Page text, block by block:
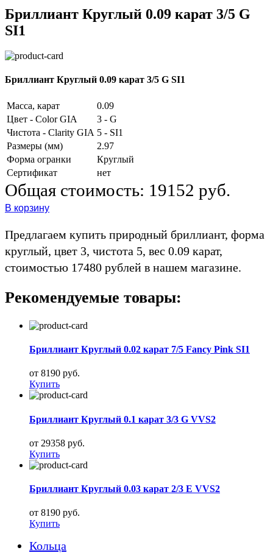
Бриллиант Круглый 0.09 карат 3/5 G
SI1
Бриллиант Круглый 0.09 карат 3/5 G SI1
Масса, карат
0.09
Цвет - Color GIA
3 - G
Чистота - Clarity GIA 5 - SI1
Размеры (мм)
2.97
Форма огранки
Круглый
Сертификат
нет
Общая стоимость: 19152 руб.
В корзину
Предлагаем купить природный бриллиант, форма
круглый, цвет 3, чистота 5, вес 0.09 карат,
стоимостью 17480 рублей в нашем магазине.
Рекомендуемые товары:
Бриллиант Круглый 0.02 карат 7/5 Fancy Pink SI1
от 8190 руб.
Купить
Бриллиант Круглый 0.1 карат 3/3 G VVS2
от 29358 руб.
Купить
Бриллиант Круглый 0.03 карат 2/3 E VVS2
от 8190 руб.
Купить
Кольца